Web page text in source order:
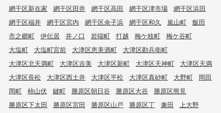
網干区新在家
網干区田井 網干区高田 網干区津市場
網干区浜田
網干区福井
網干区宮内 網干区余子浜 網干区和久 嵐山町
飯田
市之郷町
伊伝居 井ノ口 岩端町 打越 梅ケ枝町
梅ケ谷町
大塩町
大塩町宮前 大津区恵美酒町
大津区勘兵衛町
大津区北天満町
大津区吉美 大津区新町 大津区天神町
大津区天満
大津区長松
大津区西土井 大津区平松 大津区真砂町 大野町
岡田
岡町
柿山伏 鍵町 勝原区朝日谷 勝原区大谷
勝原区熊見
勝原区下太田
勝原区宮田 勝原区山戸 勝原区丁 兼田
上大野